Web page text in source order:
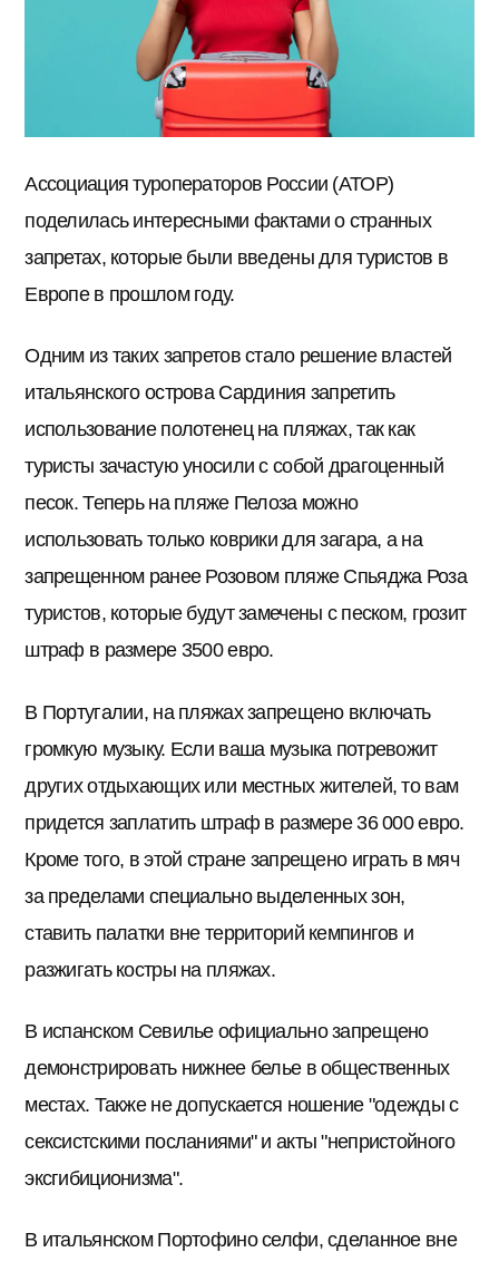
Ассоциация туроператоров России (АТОР)
поделилась интересными фактами о странных
запретах, которые были введены для туристов в
Европе в прошлом году.
Одним из таких запретов стало решение властей
итальянского острова Сардиния запретить
использование полотенец на пляжах, так как
туристы зачастую уносили с собой драгоценный
песок. Теперь на пляже Пелоза можно
использовать только коврики для загара, а на
запрещенном ранее Розовом пляже Спьяджа Роза
туристов, которые будут замечены с песком, грозит
штраф в размере 3500 евро.
В Португалии, на пляжах запрещено включать
громкую музыку. Если ваша музыка потревожит
других отдыхающих или местных жителей, то вам
придется заплатить штраф в размере 36 000 евро.
Кроме того, в этой стране запрещено играть в мяч
за пределами специально выделенных зон,
ставить палатки вне территорий кемпингов и
разжигать костры на пляжах.
В испанском Севилье официально запрещено
демонстрировать нижнее белье в общественных
местах. Также не допускается ношение "одежды с
сексистскими посланиями" и акты "непристойного
эксгибиционизма".
В итальянском Портофино селфи, сделанное вне